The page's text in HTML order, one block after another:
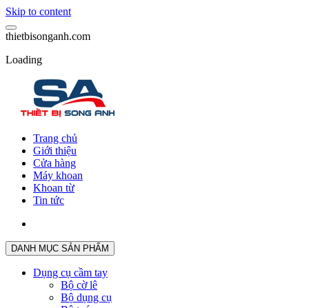
Skip to content
thietbisonganh.com
Loading
Trang chủ
Giới thiệu
Cửa hàng
Máy khoan
Khoan từ
Tin tức
DANH MỤC SẢN PHẨM
Dụng cụ cầm tay
Bộ cờ lê
Bộ dụng cụ